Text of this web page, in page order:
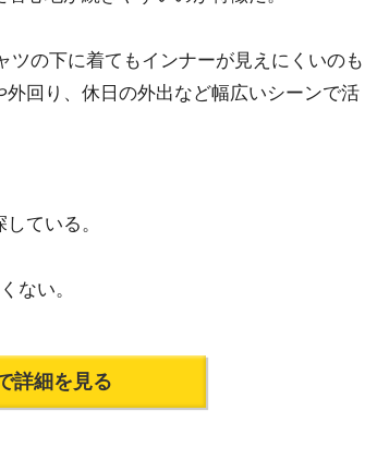
の下に着てもインナーが見えにくいのも
回り、休日の外出など幅広いシーンで活
ている。
ない。
詳細を見る